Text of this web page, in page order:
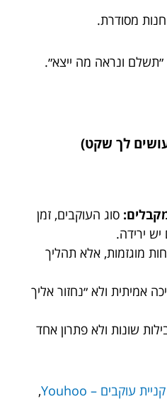
מסודרת.
״תשלם ונראה מה ייצא״.
לך שקט)
סוג העוקבים, זמן
ירידה.
מוגזמות, אלא תהליך
אמיתית ולא ״נחזור אליך
שונות ולא פתרון אחד
קניית עוקבים – Youhoo
,